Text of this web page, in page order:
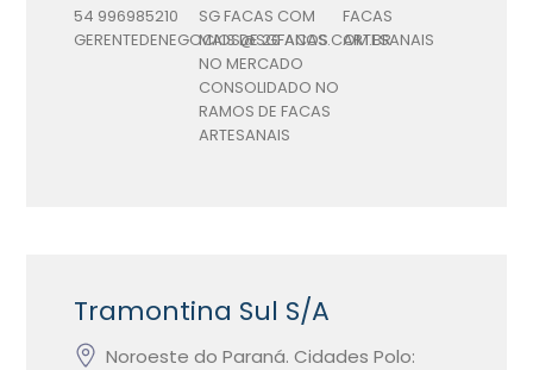
54 996985210
GERENTEDENEGOCIOS@SGFACAS.COM.BR
SG FACAS COM
MAIS DE 20 ANOS
NO MERCADO
CONSOLIDADO NO
RAMOS DE FACAS
ARTESANAIS
FACAS
ARTESANAIS
Tramontina Sul S/A
Noroeste do Paraná. Cidades Polo: